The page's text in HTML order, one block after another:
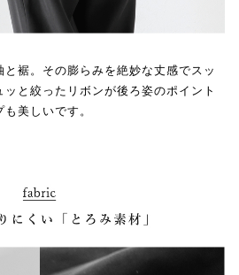
裾。その膨らみを絶妙な丈感でスッ
と絞ったリボンが後ろ姿のポイント
美しいです。